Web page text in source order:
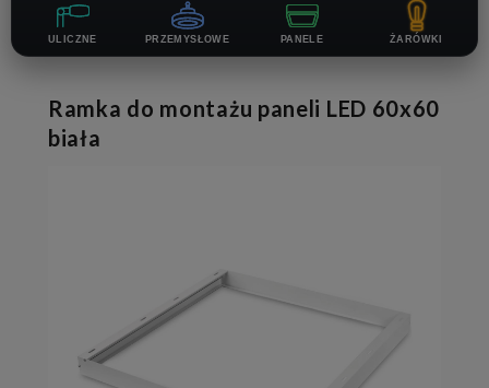
ULICZNE PRZEMYSŁOWE PANELE ŻARÓWKI
Ramka do montażu paneli LED 60x60
biała